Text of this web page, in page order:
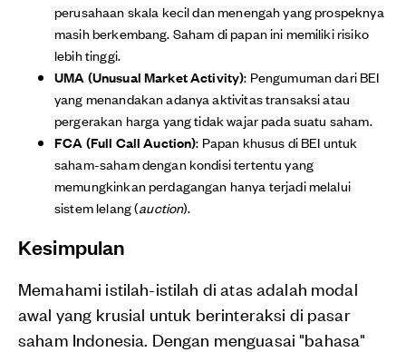
perusahaan skala kecil dan menengah yang prospeknya
masih berkembang. Saham di papan ini memiliki risiko
lebih tinggi.
UMA (Unusual Market Activity): Pengumuman dari BEI
yang menandakan adanya aktivitas transaksi atau
pergerakan harga yang tidak wajar pada suatu saham.
FCA (Full Call Auction): Papan khusus di BEI untuk
saham-saham dengan kondisi tertentu yang
memungkinkan perdagangan hanya terjadi melalui
sistem lelang (auction).
Kesimpulan
Memahami istilah-istilah di atas adalah modal
awal yang krusial untuk berinteraksi di pasar
saham Indonesia. Dengan menguasai "bahasa"